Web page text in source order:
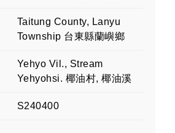
Taitung County, Lanyu
Township 台東縣蘭嶼鄉
Yehyo Vil., Stream
Yehyohsi. 椰油村, 椰油溪
S240400